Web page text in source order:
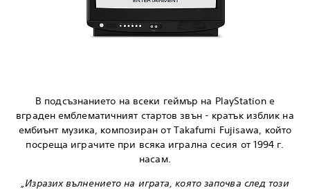
В подсъзнанието на всеки геймър на PlayStation е
вграден емблематичният стартов звън - кратък изблик на
ембиънт музика, композиран от Takafumi Fujisawa, който
посреща играчите при всяка игрална сесия от 1994 г.
насам.
„Изразих вълнението на играта, която започва след този